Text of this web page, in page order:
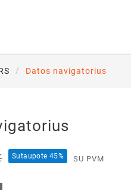
Datos navigatorius
Sutaupote 45% SU PVM